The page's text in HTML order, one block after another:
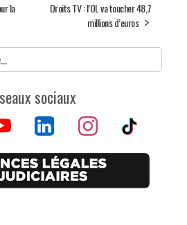
la
Droits TV : l’OL va toucher 48,7
millions d’euros
sociaux